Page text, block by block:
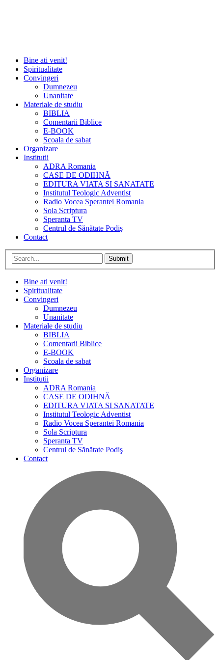
Bine ati venit!
Spiritualitate
Convingeri
Dumnezeu
Unanitate
Materiale de studiu
BIBLIA
Comentarii Biblice
E-BOOK
Scoala de sabat
Organizare
Institutii
ADRA Romania
CASE DE ODIHNĂ
EDITURA VIATA SI SANATATE
Institutul Teologic Adventist
Radio Vocea Sperantei Romania
Sola Scriptura
Speranta TV
Centrul de Sănătate Podiş
Contact
Submit
Bine ati venit!
Spiritualitate
Convingeri
Dumnezeu
Unanitate
Materiale de studiu
BIBLIA
Comentarii Biblice
E-BOOK
Scoala de sabat
Organizare
Institutii
ADRA Romania
CASE DE ODIHNĂ
EDITURA VIATA SI SANATATE
Institutul Teologic Adventist
Radio Vocea Sperantei Romania
Sola Scriptura
Speranta TV
Centrul de Sănătate Podiş
Contact